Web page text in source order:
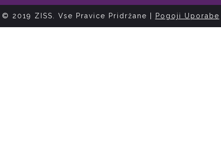
© 2019 ZISS. Vse Pravice Pridržane | Pogoji Uporabe